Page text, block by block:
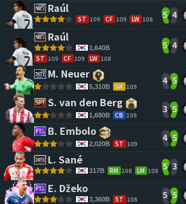
Raúl
ST 109 CF 109 LW 108 5 4
Raúl
1,640B
ST 109 CF 109 LW 108
5 4
M. Neuer
5,310B GK 109
4 5
S. van den Berg
1,680B CB 109
3 5
B. Embolo
2,020B ST 109
4 5
L. Sané
317B RM 108 LM 108 5 3
E. Džeko
3,360B ST 108 5 5